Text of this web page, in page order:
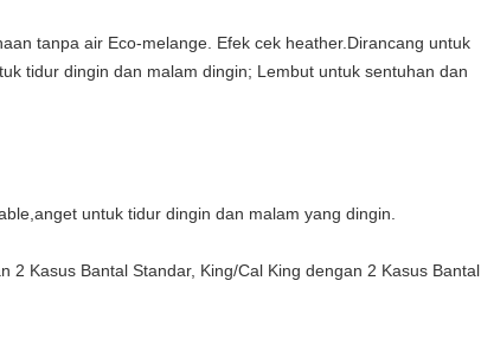
tanpa air Eco-melange. Efek cek heather.Dirancang untuk
tidur dingin dan malam dingin; Lembut untuk sentuhan dan
untuk tidur dingin dan malam yang dingin.
2 Kasus Bantal Standar, King/Cal King dengan 2 Kasus Bantal